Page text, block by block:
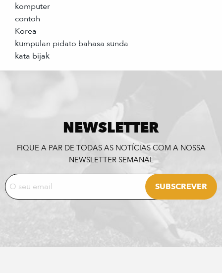
komputer
contoh
Korea
kumpulan pidato bahasa sunda
kata bijak
NEWSLETTER
FIQUE A PAR DE TODAS AS NOTÍCIAS COM A NOSSA
NEWSLETTER SEMANAL